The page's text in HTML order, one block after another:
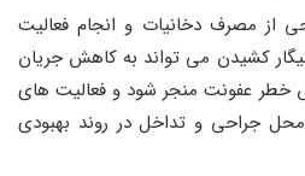
از مصرف دخانیات و انجام فعالیت
کشیدن می تواند به کاهش جریان
عفونت منجر شود و فعالیت های
جراحی و تداخل در روند بهبودی